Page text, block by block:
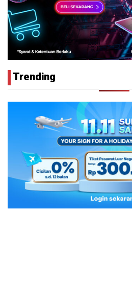
Trending